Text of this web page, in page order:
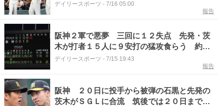
デイリースポーツ - 7/16 05:00
報告
阪神２軍で悪夢 三回に１２失点 先発・茨
木が打者１５人に９安打の猛攻食らう 約４
０分の悲劇にスタンドから「がんばれ！茨
デイリースポーツ - 7/15 19:43
報告
阪神 ２０日に投手から被弾の石黒と先発の
茨木がＳＧＬに合流 筑後では２０日まで帯